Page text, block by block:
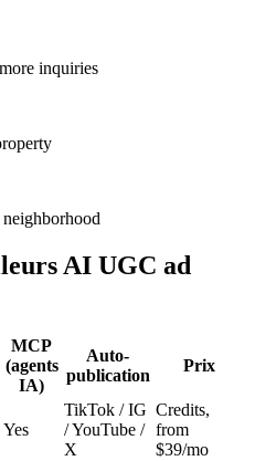
inquiries
AI UGC ad
MCP
(agents
IA)
Auto-
publication
Prix
Yes
TikTok / IG
/ YouTube /
X
Credits,
from
$39/mo